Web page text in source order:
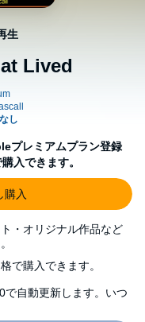
Lived
生
プレミアムプラン登録
入できます。
購入
・オリジナル作品など
で購入できます。
自動更新します。いつ